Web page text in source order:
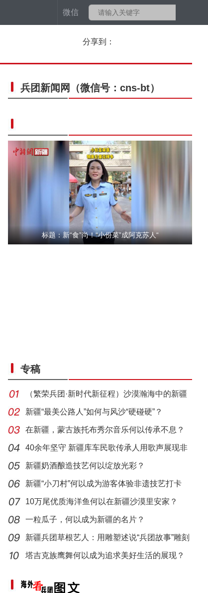
微信
分享到：
兵团新闻网 （微信号：cns-bt）
标题：新“食”尚！“小份菜”成阿克苏人“
“阿克苏是个好地方·四季之美”——《走进
专稿
（繁荣兵团·新时代新征程）沙漠瀚海中的新疆
兵团
新疆“最美公路人”如何与风沙“硬碰硬”？
在新疆，蒙古族托布秀尔音乐何以传承不息？
40余年坚守 新疆库车民歌传承人用歌声展现非
遗魅力
新疆奶酒酿造技艺何以绽放光彩？
新疆“小刀村”何以成为游客体验非遗技艺打卡
地？
10万尾优质海洋鱼何以在新疆沙漠里安家？
一粒瓜子，何以成为新疆的名片？
新疆兵团草根艺人：用雕塑述说“兵团故事”雕刻
别
塔吉克族鹰舞何以成为追求美好生活的展现？